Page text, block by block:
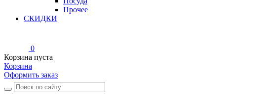
Прочее
СКИДКИ
0
Корзина пуста
Корзина
Оформить заказ